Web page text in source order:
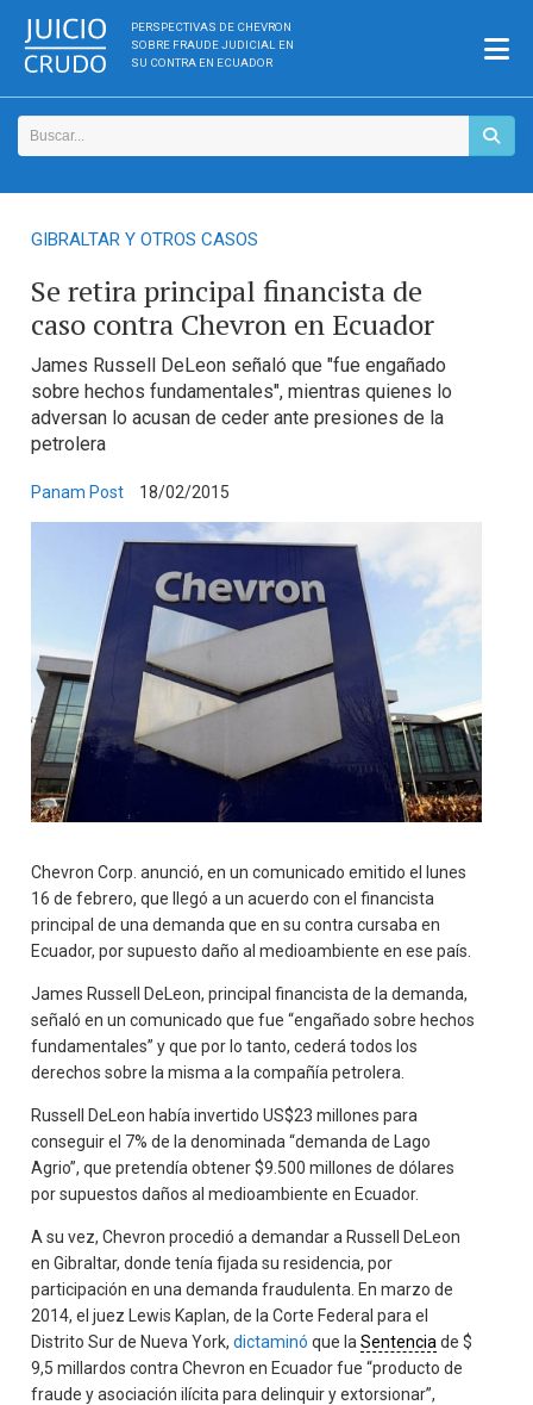
PERSPECTIVAS DE CHEVRON
SOBRE FRAUDE JUDICIAL EN
SU CONTRA EN ECUADOR
GIBRALTAR Y OTROS CASOS
Se retira principal financista de
caso contra Chevron en Ecuador
James Russell DeLeon señaló que "fue engañado
sobre hechos fundamentales", mientras quienes lo
adversan lo acusan de ceder ante presiones de la
petrolera
Panam Post 18/02/2015
Chevron Corp. anunció, en un comunicado emitido el lunes
16 de febrero, que llegó a un acuerdo con el financista
principal de una demanda que en su contra cursaba en
Ecuador, por supuesto daño al medioambiente en ese país.
James Russell DeLeon, principal financista de la demanda,
señaló en un comunicado que fue “engañado sobre hechos
fundamentales” y que por lo tanto, cederá todos los
derechos sobre la misma a la compañía petrolera.
Russell DeLeon había invertido US$23 millones para
conseguir el 7% de la denominada “demanda de Lago
Agrio”, que pretendía obtener $9.500 millones de dólares
por supuestos daños al medioambiente en Ecuador.
A su vez, Chevron procedió a demandar a Russell DeLeon
en Gibraltar, donde tenía fijada su residencia, por
participación en una demanda fraudulenta. En marzo de
2014, el juez Lewis Kaplan, de la Corte Federal para el
Distrito Sur de Nueva York,dictaminóque laSentencia de $
9,5 millardos contra Chevron en Ecuador fue “producto de
fraude y asociación ilícita para delinquir y extorsionar”,